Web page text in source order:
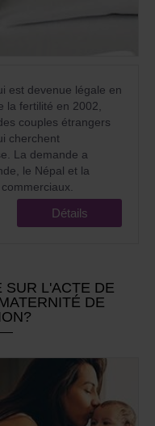
est devenue légale en
la fertilité en 2002,
couples étrangers
cherchent
La demande a
le Népal et la
Détails
SUR L'ACTE DE
DE